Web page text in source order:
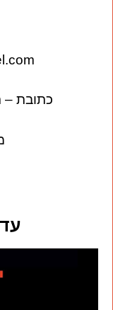
כתובת – המנופים